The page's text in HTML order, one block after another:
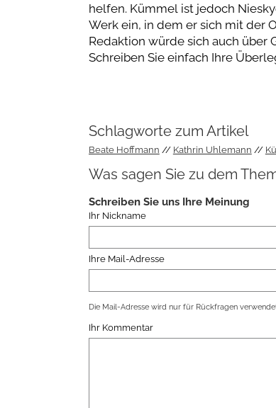
helfen. Kümmel ist jedoch
Werk ein, in dem er sich mit der
Redaktion würde sich auch über
Schreiben Sie einfach Ihre
Schlagworte zum Artikel
Beate Hoffmann Kathrin Uhlemann
Was sagen Sie zu dem
Schreiben Sie uns Ihre Meinung
Ihr Nickname
Ihre Mail-Adresse
Die Mail-Adresse wird nur für Rückfragen
Ihr Kommentar